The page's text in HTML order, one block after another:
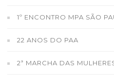
1º ENCONTRO MPA SÃO
22 ANOS DO PAA
2ª MARCHA DAS